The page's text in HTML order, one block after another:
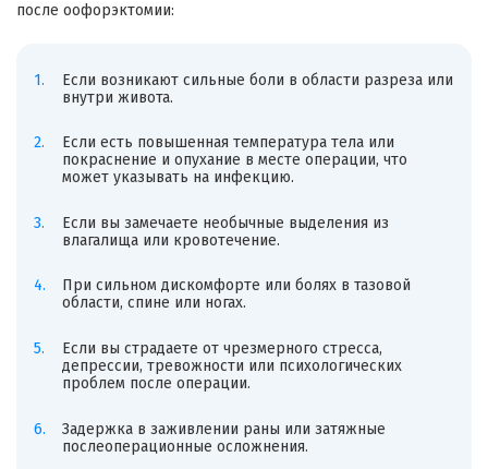
после оофорэктомии:
Если возникают сильные боли в области разреза или
внутри живота.
Если есть повышенная температура тела или
покраснение и опухание в месте операции, что
может указывать на инфекцию.
Если вы замечаете необычные выделения из
влагалища или кровотечение.
При сильном дискомфорте или болях в тазовой
области, спине или ногах.
Если вы страдаете от чрезмерного стресса,
депрессии, тревожности или психологических
проблем после операции.
Задержка в заживлении раны или затяжные
послеоперационные осложнения.